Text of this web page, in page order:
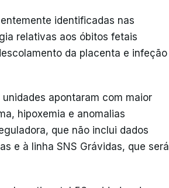
identificadas nas
relativas aos óbitos fetais
da placenta e infeção
apontaram com maior
hipoxemia e anomalias
que não inclui dados
e à linha SNS Grávidas, que será